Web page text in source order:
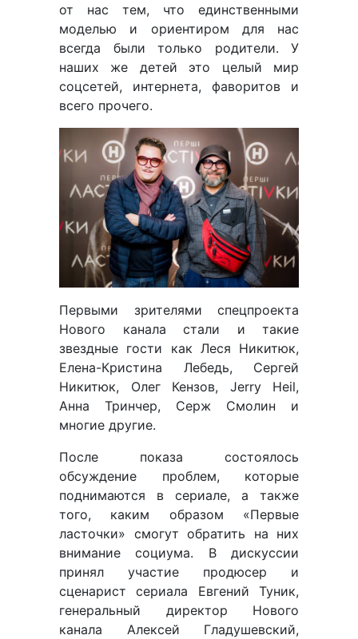
от нас тем, что единственными
моделью и ориентиром для нас
всегда были только родители. У
наших же детей это целый мир
соцсетей, интернета, фаворитов и
всего прочего.
Первыми зрителями спецпроекта
Нового канала стали и такие
звездные гости как Леся Никитюк,
Елена-Кристина Лебедь, Сергей
Никитюк, Олег Кензов, Jerry Heil,
Анна Тринчер, Серж Смолин и
многие другие.
После показа состоялось
обсуждение проблем, которые
поднимаются в сериале, а также
того, каким образом «Первые
ласточки» смогут обратить на них
внимание социума. В дискуссии
принял участие продюсер и
сценарист сериала Евгений Туник,
генеральный директор Нового
канала Алексей Гладушевский,